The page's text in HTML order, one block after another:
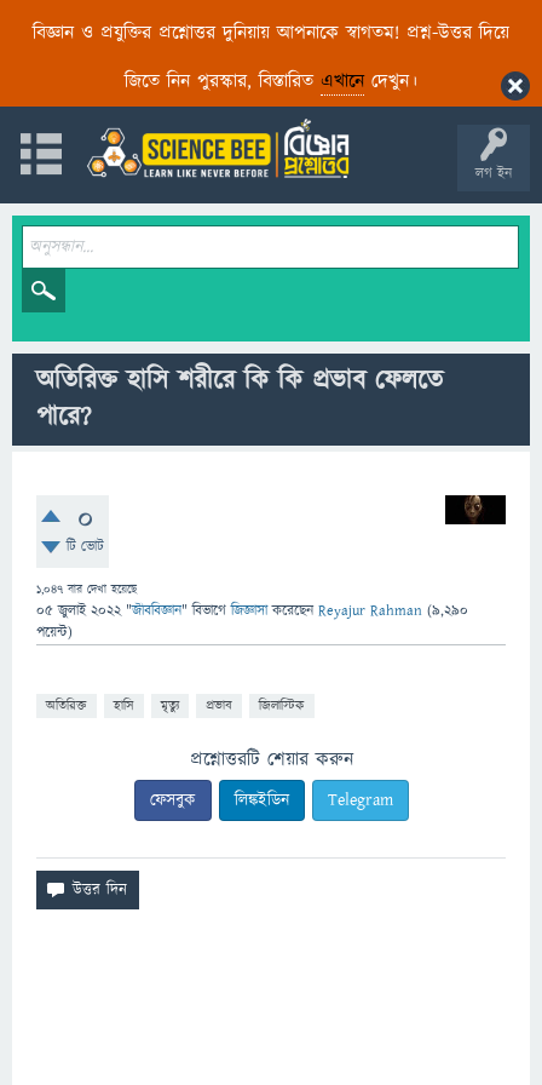
বিজ্ঞান ও প্রযুক্তির প্রশ্নোত্তর দুনিয়ায় আপনাকে স্বাগতম! প্রশ্ন-উত্তর দিয়ে
জিতে নিন পুরস্কার, বিস্তারিত এখানেদেখুন।
লগ ইন
অতিরিক্ত হাসি শরীরে কি কি প্রভাব ফেলতে
পারে?
0
টি ভোট
1,047 বার দেখা হয়েছে
05 জুলাই 2022 "জীববিজ্ঞান" বিভাগে জিজ্ঞাসাকরেছেনReyajur Rahman (9,290
পয়েন্ট)
অতিরিক্ত হাসি মৃত্যু প্রভাব জিলাস্টিক
প্রশ্নোত্তরটি শেয়ার করুন
ফেসবুক লিঙ্কইডিন Telegram